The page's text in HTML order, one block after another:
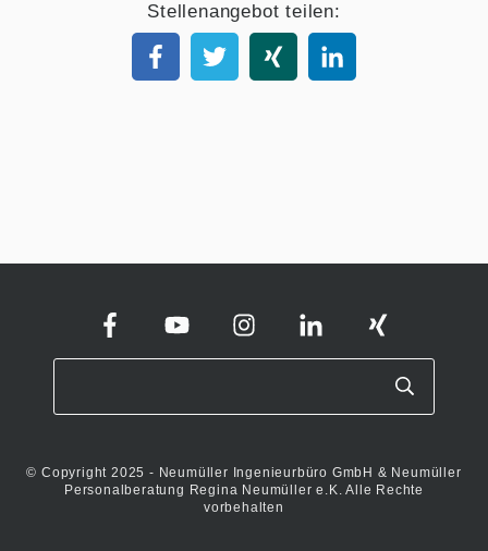
Stellenangebot teilen:
© Copyright 2025 - Neumüller Ingenieurbüro GmbH & Neumüller
Personalberatung Regina Neumüller e.K. Alle Rechte
vorbehalten